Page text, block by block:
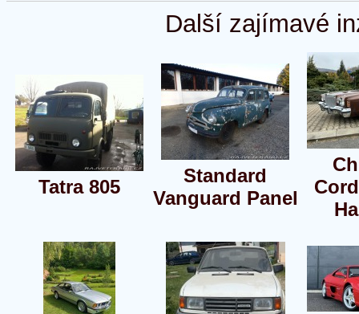
Další zajímavé
Tatra 805
Standard
Vanguard Panel